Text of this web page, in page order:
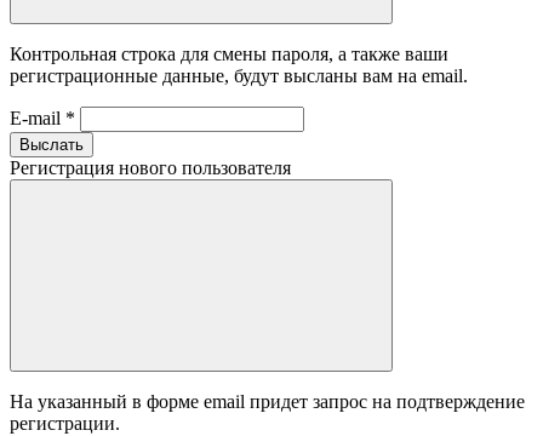
Контрольная строка для смены пароля, а также ваши
регистрационные данные, будут высланы вам на email.
E-mail *
Выслать
Регистрация нового пользователя
На указанный в форме email придет запрос на подтверждение
регистрации.